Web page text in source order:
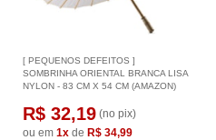
[ PEQUENOS DEFEITOS ]
SOMBRINHA ORIENTAL BRANCA LISA
NYLON - 83 CM X 54 CM (AMAZON)
R$ 32,19 (no pix)
ou em 1x de R$ 34,99